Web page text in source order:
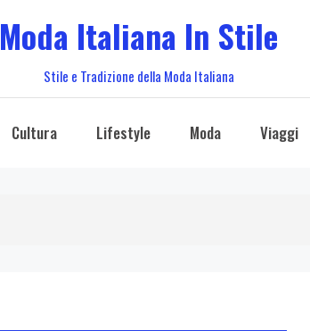
Moda Italiana In Stile
Stile e Tradizione della Moda Italiana
Cultura Lifestyle Moda Viaggi